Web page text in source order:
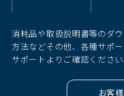
ド
ウ
で
開
消耗品や取扱説明書等のダ
方法などその他、各種サポ
サポートよりご確認ください
お客